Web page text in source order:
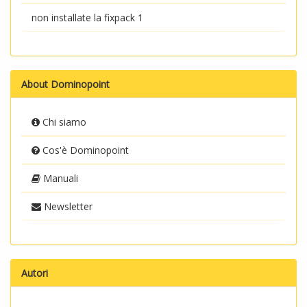
non installate la fixpack 1
About Dominopoint
Chi siamo
Cos'è Dominopoint
Manuali
Newsletter
Autori